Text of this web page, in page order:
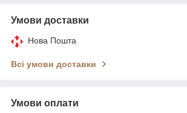
Умови доставки
Нова Пошта
Всі умови доставки
Умови оплати